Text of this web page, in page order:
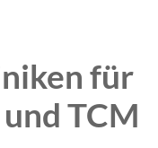
für
TCM